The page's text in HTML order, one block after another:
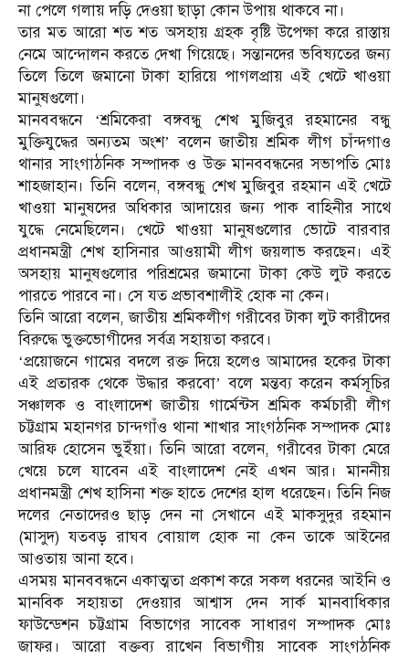
না পেলে গলায় দড়ি দেওয়া ছাড়া কোন উপায় থাকবে না।
তার মত আরো শত শত অসহায় গ্রহক বৃষ্টি উপেক্ষা করে রাস্তায়
নেমে আন্দোলন করতে দেখা গিয়েছে। সন্তানদের ভবিষ্যতের জন্য
তিলে তিলে জমানো টাকা হারিয়ে পাগলপ্রায় এই খেটে খাওয়া
মানুষগুলো।
মানববন্ধনে ‘শ্রমিকেরা বঙ্গবন্ধু শেখ মুজিবুর রহমানের বন্ধু
মুক্তিযুদ্ধের অন্যতম অংশ’ বলেন জাতীয় শ্রমিক লীগ চাঁন্দগাও
থানার সাংগাঠনিক সম্পাদক ও উক্ত মানববন্ধনের সভাপতি মোঃ
শাহজাহান। তিনি বলেন, বঙ্গবন্ধু শেখ মুজিবুর রহমান এই খেটে
খাওয়া মানুষদের অধিকার আদায়ের জন্য পাক বাহিনীর সাথে
যুদ্ধে নেমেছিলেন। খেটে খাওয়া মানুষগুলোর ভোটে বারবার
প্রধানমন্ত্রী শেখ হাসিনার আওয়ামী লীগ জয়লাভ করছেন। এই
অসহায় মানুষগুলোর পরিশ্রমের জমানো টাকা কেউ লুট করতে
পারতে পারবে না। সে যত প্রভাবশালীই হোক না কেন।
তিনি আরো বলেন, জাতীয় শ্রমিকলীগ গরীবের টাকা লুট কারীদের
বিরুদ্ধে ভুক্তভোগীদের সর্বত্র সহায়তা করবে।
‘প্রয়োজনে গামের বদলে রক্ত দিয়ে হলেও আমাদের হকের টাকা
এই প্রতারক থেকে উদ্ধার করবো’ বলে মন্তব্য করেন কর্মসূচির
সঞ্চালক ও বাংলাদেশ জাতীয় গার্মেন্টস শ্রমিক কর্মচারী লীগ
চট্টগ্রাম মহানগর চান্দগাঁও থানা শাখার সাংগঠনিক সম্পাদক মোঃ
আরিফ হোসেন ভুইঁয়া। তিনি আরো বলেন, গরীবের টাকা মেরে
খেয়ে চলে যাবেন এই বাংলাদেশ নেই এখন আর। মাননীয়
প্রধানমন্ত্রী শেখ হাসিনা শক্ত হাতে দেশের হাল ধরেছেন। তিনি নিজ
দলের নেতাদেরও ছাড় দেন না সেখানে এই মাকসুদুর রহমান
(মাসুদ) যতবড় রাঘব বোয়াল হোক না কেন তাকে আইনের
আওতায় আনা হবে।
এসময় মানববন্ধনে একাত্মতা প্রকাশ করে সকল ধরনের আইনি ও
মানবিক সহায়তা দেওয়ার আশ্বাস দেন সার্ক মানবাধিকার
ফাউন্ডেশন চট্টগ্রাম বিভাগের সাবেক সাধারণ সম্পাদক মোঃ
জাফর। আরো বক্তব্য রাখেন বিভাগীয় সাবেক সাংগঠনিক